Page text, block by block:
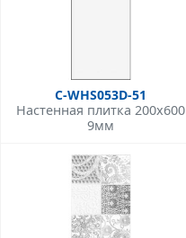
C-WHS053D-51
Настенная плитка 200x600
9мм